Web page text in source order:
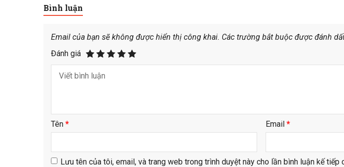
Bình luận
Email của bạn sẽ không được hiển thị công khai. Các trường bắt buộc được đánh
Đánh giá
Tên * Email*
Lưu tên của tôi, email, và trang web trong trình duyệt này cho lần bình luận kế tiếp